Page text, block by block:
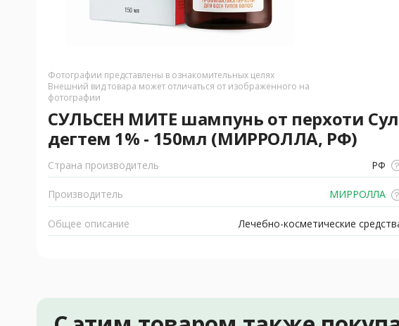
Фотографии представлены в ознакомительных целях
Внешний вид товара может отличаться от изображенного на
фотографии
СУЛЬСЕН МИТЕ шампунь от перхоти
дегтем 1% - 150мл (МИРРОЛЛА, РФ)
Страна производитель РФ
Производитель МИРРОЛЛА
Общее описание Лечебно-косметические